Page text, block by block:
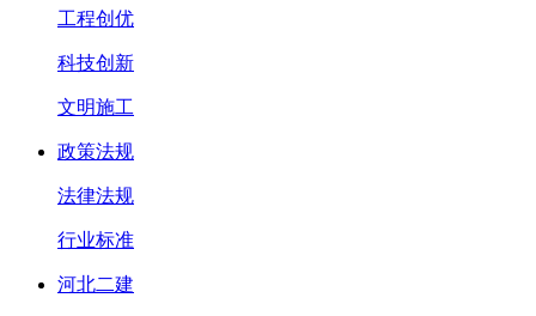
工程创优
科技创新
文明施工
政策法规
法律法规
行业标准
河北二建